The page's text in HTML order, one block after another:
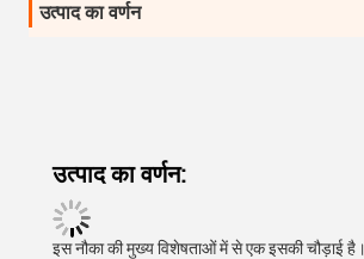
उत्पाद का वर्णन
उत्पाद का वर्णन:
इस नौका की मुख्य विशेषताओं में से एक इसकी चौड़ाई